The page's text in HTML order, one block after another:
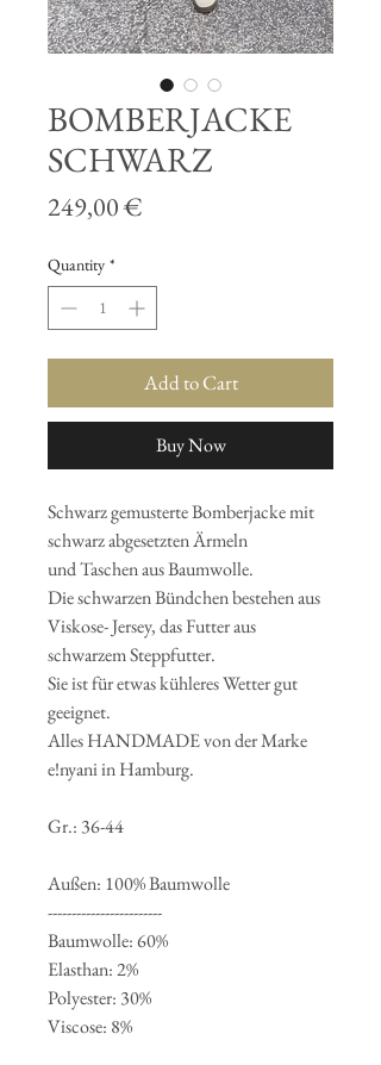
BOMBERJACKE
SCHWARZ
249,00 €
Quantity *
Add to Cart
Buy Now
Schwarz gemusterte Bomberjacke mit
schwarz abgesetzten Ärmeln
und Taschen aus Baumwolle.
Die schwarzen Bündchen bestehen aus
Viskose- Jersey, das Futter aus
schwarzem Steppfutter.
Sie ist für etwas kühleres Wetter gut
geeignet.
Alles HANDMADE von der Marke
e!nyani in Hamburg.
Gr.: 36-44
Außen: 100% Baumwolle
------------------------
Baumwolle: 60%
Elasthan: 2%
Polyester: 30%
Viscose: 8%